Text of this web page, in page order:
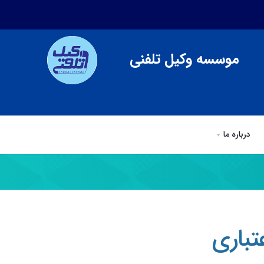
موسسه وکیل تلفنی
درباره ما